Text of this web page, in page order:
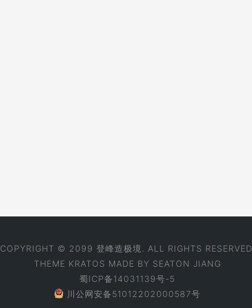
COPYRIGHT © 2099 登峰造极境. ALL RIGHTS RESERVED.
THEME KRATOS MADE BY SEATON JIANG
蜀ICP备14031139号-5
川公网安备51012202000587号